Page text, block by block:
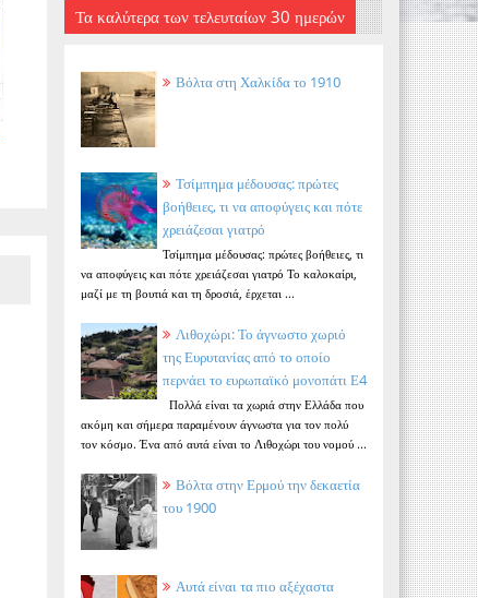
Τα καλύτερα των τελευταίων 30 ημερών
Βόλτα στη Χαλκίδα το 1910
Τσίμπημα μέδουσας: πρώτες
βοήθειες, τι να αποφύγεις και πότε
χρειάζεσαι γιατρό
Τσίμπημα μέδουσας: πρώτες βοήθειες, τι
να αποφύγεις και πότε χρειάζεσαι γιατρό Το καλοκαίρι,
μαζί με τη βουτιά και τη δροσιά, έρχεται ...
Λιθοχώρι: Το άγνωστο χωριό
της Ευρυτανίας από το οποίο
περνάει το ευρωπαϊκό μονοπάτι Ε4
Πολλά είναι τα χωριά στην Ελλάδα που
ακόμη και σήμερα παραμένουν άγνωστα για τον πολύ
τον κόσμο. Ένα από αυτά είναι το Λιθοχώρι του νομού ...
Βόλτα στην Ερμού την δεκαετία
του 1900
Αυτά είναι τα πιο αξέχαστα